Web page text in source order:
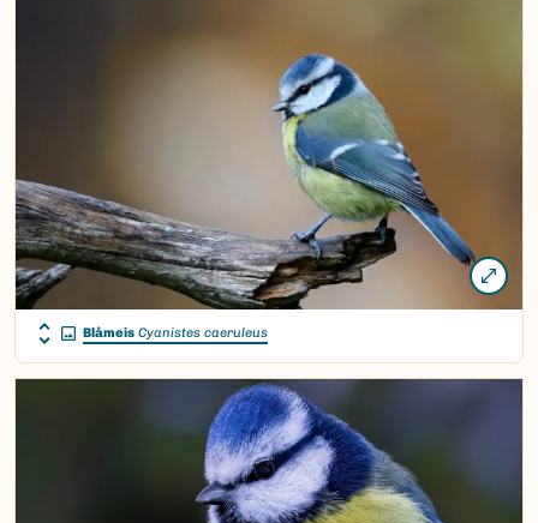
Blåmeis Cyanistes caeruleus